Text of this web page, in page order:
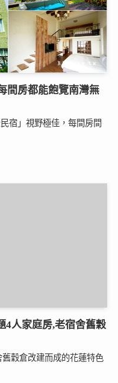
間房都能飽覽南灣無
宿」視野極佳，每間房間
4人家庭房,老宿舍舊穀
穀倉改建而成的花蓮特色